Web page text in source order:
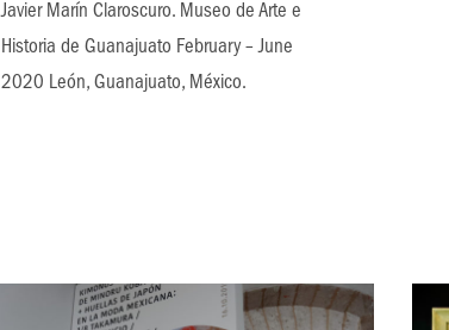
Javier Marín Claroscuro. Museo de Arte e
Historia de Guanajuato February – June
2020 León, Guanajuato, México.